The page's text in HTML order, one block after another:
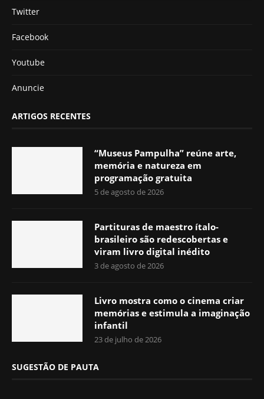
Twitter
Facebook
Youtube
Anuncie
ARTIGOS RECENTES
“Museus Pampulha” reúne arte,
memória e natureza em
programação gratuita
5 de agosto de 2026
Partituras de maestro ítalo-
brasileiro são redescobertas e
viram livro digital inédito
3 de agosto de 2026
Livro mostra como o cinema criar
memórias e estimula a imaginação
infantil
23 de julho de 2026
SUGESTÃO DE PAUTA